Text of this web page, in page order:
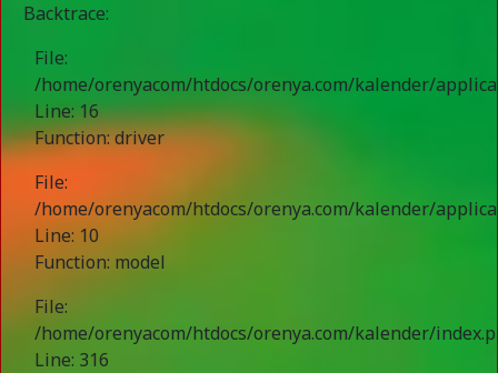
Backtrace:
File:
/home/orenyacom/htdocs/orenya.com/kalender/
Line: 16
Function: driver
File:
/home/orenyacom/htdocs/orenya.com/kalender/
Line: 10
Function: model
File:
/home/orenyacom/htdocs/orenya.com/kalender/
Line: 316